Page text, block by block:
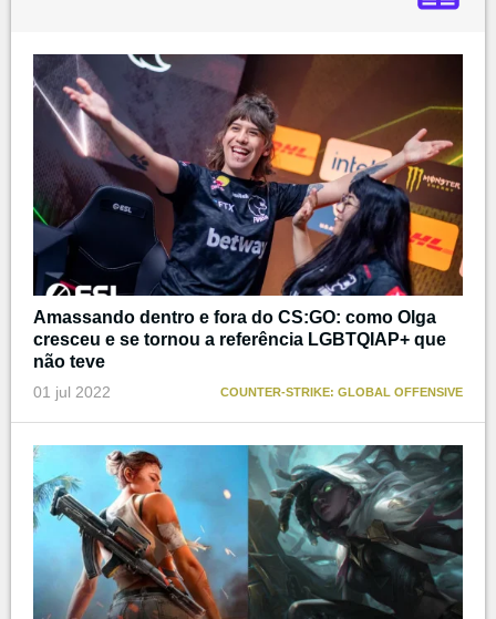
Amassando dentro e fora do CS:GO: como Olga
cresceu e se tornou a referência LGBTQIAP+ que
não teve
01 jul 2022 COUNTER-STRIKE: GLOBAL OFFENSIVE